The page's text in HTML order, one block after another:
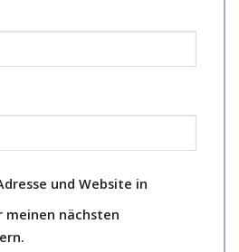
und Website in
meinen nächsten